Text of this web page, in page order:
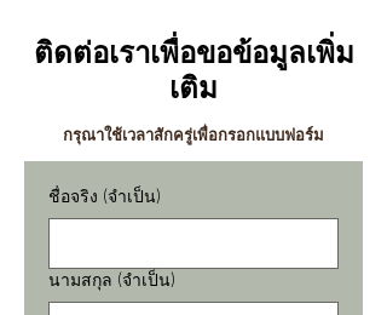
ติดต่อเราเพื่อขอข้อมูลเพิ่ม
เติม
กรุณาใช้เวลาสักครู่เพื่อกรอกแบบฟอร์ม
ชื่อจริง (จำเป็น)
นามสกุล (จำเป็น)